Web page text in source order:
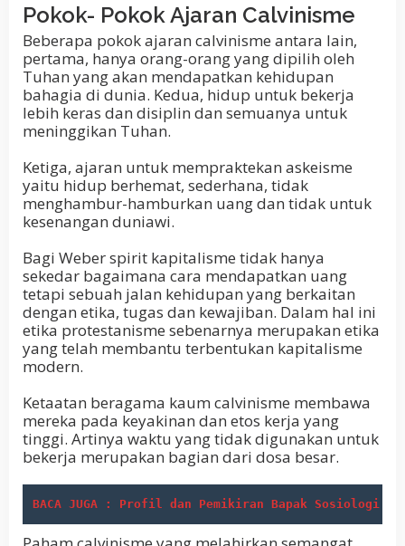
Pokok- Pokok Ajaran Calvinisme
Beberapa pokok ajaran calvinisme antara lain,
pertama, hanya orang-orang yang dipilih oleh
Tuhan yang akan mendapatkan kehidupan
bahagia di dunia. Kedua, hidup untuk bekerja
lebih keras dan disiplin dan semuanya untuk
meninggikan Tuhan.
Ketiga, ajaran untuk mempraktekan askeisme
yaitu hidup berhemat, sederhana, tidak
menghambur-hamburkan uang dan tidak untuk
kesenangan duniawi.
Bagi Weber spirit kapitalisme tidak hanya
sekedar bagaimana cara mendapatkan uang
tetapi sebuah jalan kehidupan yang berkaitan
dengan etika, tugas dan kewajiban. Dalam hal ini
etika protestanisme sebenarnya merupakan etika
yang telah membantu terbentukan kapitalisme
modern.
Ketaatan beragama kaum calvinisme membawa
mereka pada keyakinan dan etos kerja yang
tinggi. Artinya waktu yang tidak digunakan untuk
bekerja merupakan bagian dari dosa besar.
BACA JUGA : Profil dan Pemikiran Bapak Sosiologi